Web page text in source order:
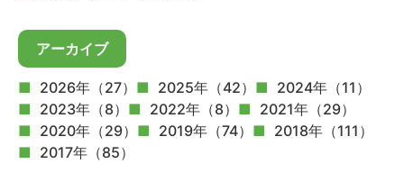
アーカイブ
2026年（27） 2025年（42）
2024年（11）
2023年（8）
2022年（8）
2021年（29）
2020年（29）
2019年（74）
2018年（111）
2017年（85）